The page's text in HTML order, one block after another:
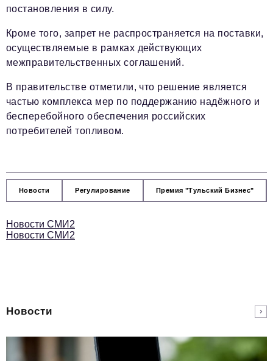
постановления в силу.
Кроме того, запрет не распространяется на поставки,
осуществляемые в рамках действующих
межправительственных соглашений.
В правительстве отметили, что решение является
частью комплекса мер по поддержанию надёжного и
бесперебойного обеспечения российских
потребителей топливом.
Новости Регулирование Премия "Тульский Бизнес"
Новости СМИ2
Новости СМИ2
Новости